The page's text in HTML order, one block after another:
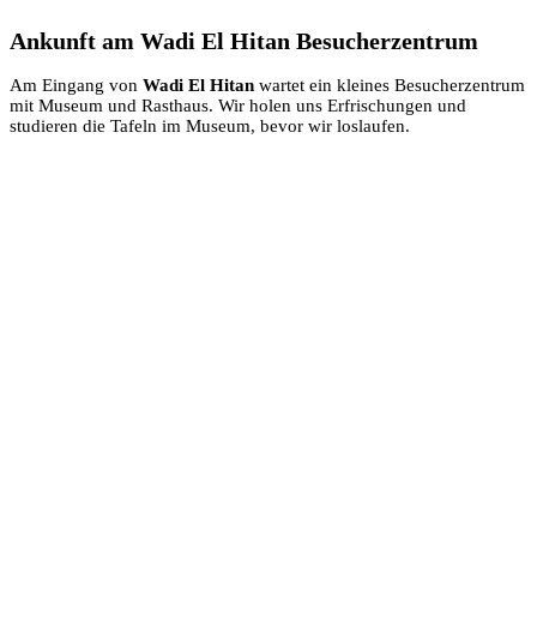
Ankunft am Wadi El Hitan Besucherzentrum
Am Eingang von Wadi El Hitan wartet ein kleines Besucherzentrum
mit Museum und Rasthaus. Wir holen uns Erfrischungen und
studieren die Tafeln im Museum, bevor wir loslaufen.